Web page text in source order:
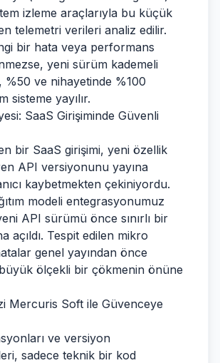
izleme araçlarıyla bu küçük
telemetri verileri analiz edilir.
bir hata veya performans
yeni sürüm kademeli
%50 ve nihayetinde %100
sisteme yayılır.
SaaS Girişiminde Güvenli
bir SaaS girişimi, yeni özellik
API versiyonunu yayına
kaybetmekten çekiniyordu.
modeli entegrasyonumuz
API sürümü önce sınırlı bir
açıldı. Tespit edilen mikro
genel yayından önce
ölçekli bir çökmenin önüne
Mercuris Soft ile Güvenceye
ve versiyon
sadece teknik bir kod